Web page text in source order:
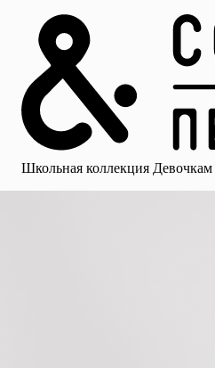
Школьная коллекция Девочкам
Главная
Каталог
Избранное
Профиль
Корзина
Школьная коллекция
для девочек Носки Рубашки